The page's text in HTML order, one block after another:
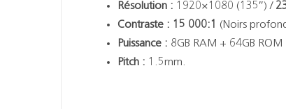
Résolution : 1920×1080 (135″) /
Contraste : 15 000:1
(Noirs
Puissance : 8GB RAM + 64GB ROM
Pitch : 1.5mm.